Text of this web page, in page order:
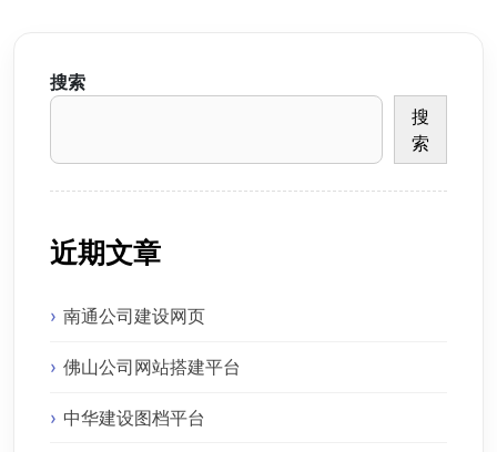
搜索
搜
索
近期文章
南通公司建设网页
佛山公司网站搭建平台
中华建设图档平台